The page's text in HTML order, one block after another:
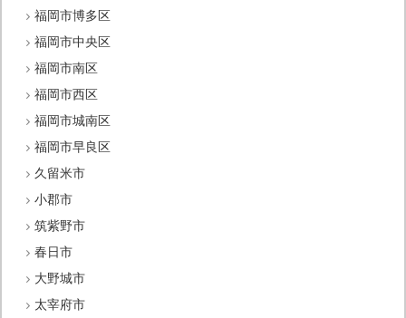
福岡市博多区
福岡市中央区
福岡市南区
福岡市西区
福岡市城南区
福岡市早良区
久留米市
小郡市
筑紫野市
春日市
大野城市
太宰府市